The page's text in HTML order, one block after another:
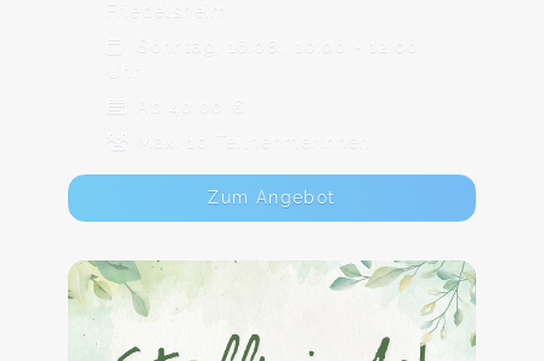
Friedelsheim
Sonntag, 16.08., 10:00 - 12:00
Ab 40,00 €
Max. 10 TeilnehmerInnen
Zum Angebot